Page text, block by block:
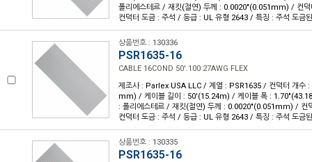
폴리에스테르 / 재킷(절연) 두께 : 0.0020"(0.051mm) / 컨덕
컨덕터 도금 : 주석 / 등급 : UL 유형 2643 / 특징 : 주석 도금
상품번호 : 130336
PSR1635-16
CABLE 16COND 50'.100 27AWG FLEX
제조사 : Parlex USA LLC / 계열 : PSR1635 / 컨덕터 개수
mm) / 케이블 길이 : 50'(15.24m) / 케이블 폭 :
: 폴리에스테르 / 재킷(절연) 두께 : 0.0020"(0.051mm) / 컨
컨덕터 도금 : 주석 / 등급 : UL 유형 2643 / 특징 : 주석 도금
상품번호 : 130335
PSR1635-16